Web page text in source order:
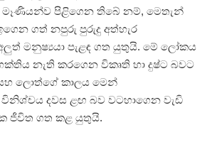
පිළිගෙන තිබේ නම්, මෙතැන්
ගත් නපුරු පුරුදු අත්හැර
මනුෂ්‍යයා පැළඳ ගත යුතුයි. මේ ලෝකය
නැති කරගෙන විකෘති හා දුෂ්ට බවට
ලොත්ගේ කාලය මෙන්
දවස ළඟ බව වටහාගෙන වැඩි
ජීවිත ගත කළ යුතුයි.